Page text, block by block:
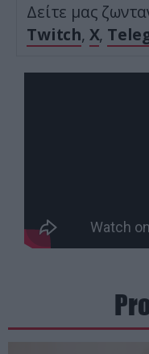
Δείτε μας
Twitch, X,